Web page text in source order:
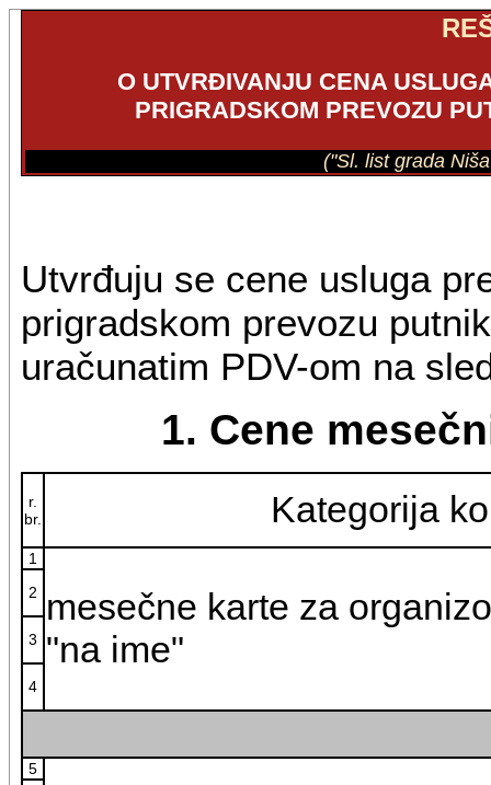
O UTVRĐIVANJU CENA
PRIGRADSKOM PREVOZU
("Sl. list grada
Utvrđuju se cene usluga
prigradskom prevozu
uračunatim PDV-om na
1. Cene
r.
br.
Kategorija
1
mesečne karte za
"na ime"
2
3
4
5